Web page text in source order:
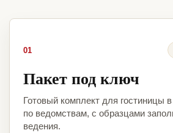
01
Пакет под ключ
Готовый комплект для гостиницы
по ведомствам, с образцами
ведения.